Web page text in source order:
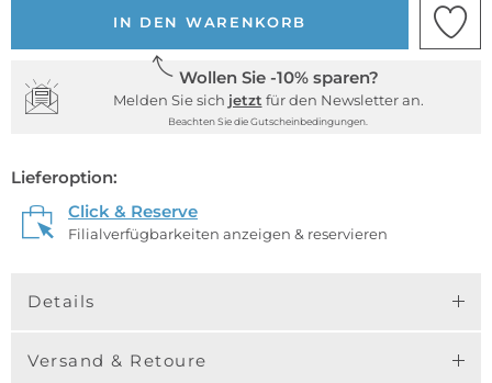
IN DEN WARENKORB
Wollen Sie -10% sparen?
Melden Sie sich jetzt für den Newsletter an.
Beachten Sie die Gutscheinbedingungen.
Lieferoption:
Click & Reserve
Filialverfügbarkeiten anzeigen & reservieren
Details
Versand & Retoure